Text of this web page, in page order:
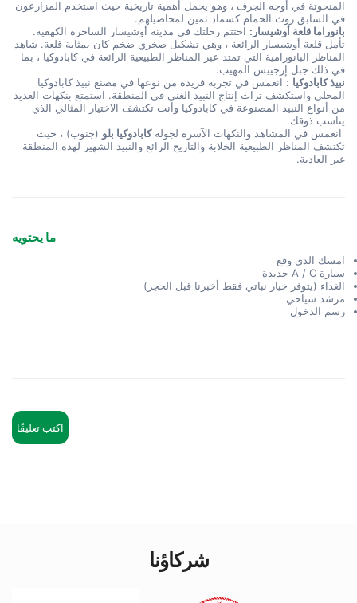
في السابق روث الحمام كسماد ثمين لمحاصيلهم.
بانوراما قلعة أوشيسار:
في ذلك جبل إرجييس المهيب.
نبيذ كابادوكيا
يناسب ذوقك.
كابادوكيا بلو
غير العادية.
ما يحتويه
امسك الذى وقع
سيارة A / C جديدة
الغداء (يتوفر خيار نباتي فقط أخبرنا قبل الحجز)
مرشد سياحي
رسم الدخول
اكتب تعليقًا
شركاؤنا